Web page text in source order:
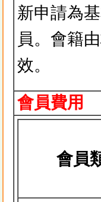
新申請為
員。會籍
效。
會員費用
會員